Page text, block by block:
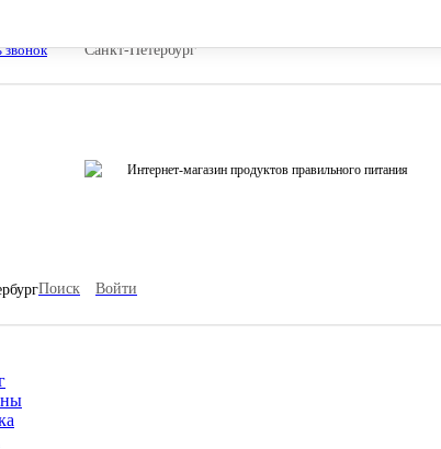
звонок Санкт-Петербург
Интернет-магазин продуктов правильного питания
Поиск Войти